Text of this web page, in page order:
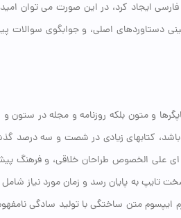
فارسی ایجاد کرد، در این صورت می توان
دستاوردهای اصلی، و جوابگوی سوالات
و متون بلکه روزنامه و مجله در ستون و
می باشد، کتابهای زیادی در شصت و سه درصد
ای علی الخصوص طراحان خلاقی، و فرهنگ
تایپ به پایان رسد و زمان مورد نیاز
ایپسوم متن ساختگی با تولید سادگی